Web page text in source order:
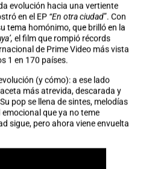
evolución hacia una vertiente
en el EP“En otra ciudad”. Con
tema homónimo, que brilló en la
el film que rompió récords
de Prime Video más vista
1 en 170 países.
(y cómo): a ese lado
más atrevida, descarada y
pop se llena de sintes, melodías
que ya no teme
sigue, pero ahora viene envuelta